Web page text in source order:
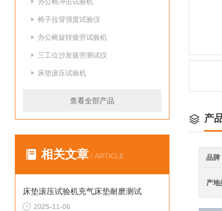
椅子拉背强度试验仪
办公椅旋转疲劳试验机
三工位沙发疲劳测试仪
床垫滚压试验机
查看全部产品
相关文章 / ARTICLE
床垫滚压试验机充气床垫耐磨测试
2025-11-06
产
品牌
产地